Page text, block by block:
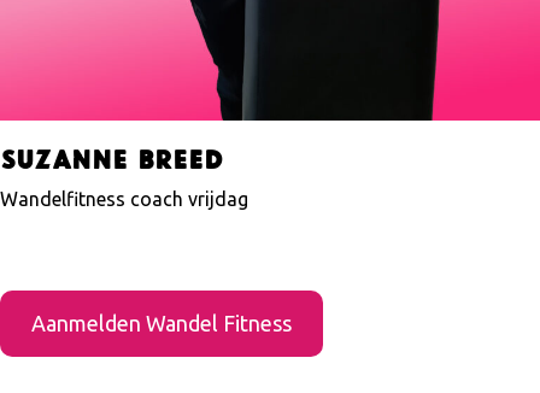
Suzanne Breed
Wandelfitness coach vrijdag
Aanmelden Wandel Fitness